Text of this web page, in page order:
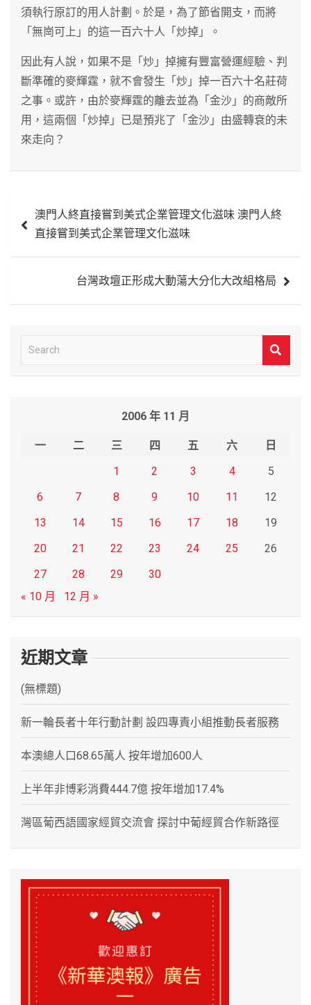
須執行原訂的用人計劃。於是，為了節省開支，而將
「無崗可上」的這一百六十人「炒掉」。
因此有人說，如果不是「炒」掉擁有豐富營運經驗、判
斷準確的麥輝霆，就不會發生「炒」掉一百六十名莊荷
之事。或許，由於麥輝霆的離去並為「金沙」的商敵所
用，這兩個「炒掉」已是預兆了「金沙」由盛轉衰的未
來走向？
章
澳門人終直接嘗到美式企業管理文化滋味 澳門人終
直接嘗到美式企業管理文化滋味
台灣政壇正形成大動蕩大分化大改組格局
e
2006 年 11 月
一 二 三 四 五 六
日
1
2 3 4
5
6
7 8 9 10 11
12
13
14 15 16 17 18
19
20
21 22 23 24 25
26
27
28 29
30
« 10 月
12 月 »
近期文章
(無標題)
新一輪長者十年行動計劃 設四專責小組推動長者服務
本澳總人口68.65萬人 按年增加600人
上半年非博彩消費444.7億 按年增加17.4%
灣區葡西語國家經貿交流會 探討中葡經貿合作新路徑